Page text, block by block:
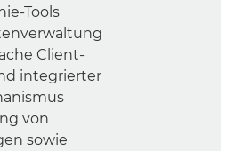
Tools
Client-
integrierter
von
sowie